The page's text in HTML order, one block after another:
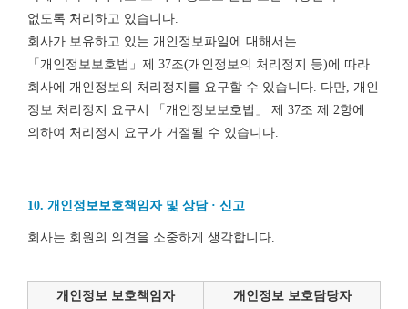
없도록 처리하고 있습니다.
회사가 보유하고 있는 개인정보파일에 대해서는
「개인정보보호법」제 37조(개인정보의 처리정지 등)에 따라
회사에 개인정보의 처리정지를 요구할 수 있습니다. 다만, 개인
정보 처리정지 요구시 「개인정보보호법」 제 37조 제 2항에
의하여 처리정지 요구가 거절될 수 있습니다.
10. 개인정보보호책임자 및 상담 · 신고
회사는 회원의 의견을 소중하게 생각합니다.
개인정보 보호책임자 개인정보 보호담당자